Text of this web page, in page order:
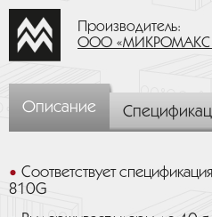
Производитель:
ООО «МИКРОМАКС
Описание
Соответствует
810G